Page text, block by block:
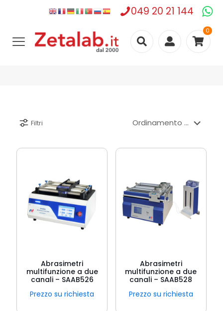
049 20 21 144
0
Filtri
Abrasimetri
multifunzione a due
canali – SAAB526
Prezzo su richiesta
Abrasimetri
multifunzione a due
canali – SAAB528
Prezzo su richiesta